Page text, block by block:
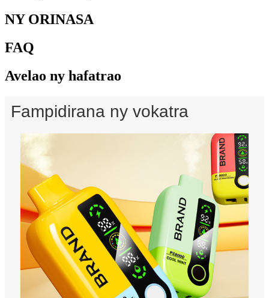
NY ORINASA
FAQ
Avelao ny hafatrao
Fampidirana ny vokatra